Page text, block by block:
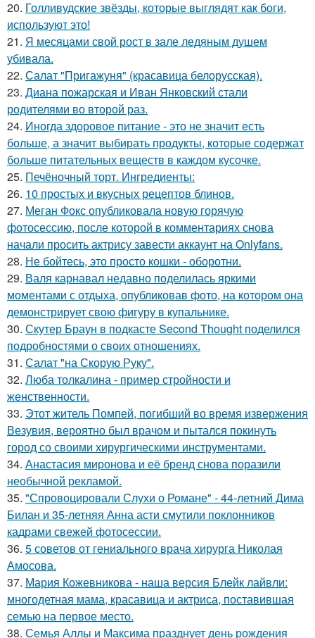
20. Голливудские звёзды, которые выглядят как боги,
используют это!
21. Я месяцами свой рост в зале ледяным душем
убивала.
22. Салат "Пригажуня" (красавица белорусская).
23. Диана пожарская и Иван Янковский стали
родителями во второй раз.
24. Иногда здоровое питание - это не значит есть
больше, а значит выбирать продукты, которые содержат
больше питательных веществ в каждом кусочке.
25. Печёночный торт. Ингредиенты:
26. 10 простых и вкусных рецептов блинов.
27. Меган Фокс опубликовала новую горячую
фотосессию, после которой в комментариях снова
начали просить актрису завести аккаунт на Onlyfans.
28. Не бойтесь, это просто кошки - оборотни.
29. Валя карнавал недавно поделилась яркими
моментами с отдыха, опубликовав фото, на котором она
демонстрирует свою фигуру в купальнике.
30. Скутер Браун в подкасте Second Thought поделился
подробностями о своих отношениях.
31. Салат "на Скорую Руку".
32. Люба толкалина - пример стройности и
женственности.
33. Этот житель Помпей, погибший во время извержения
Везувия, вероятно был врачом и пытался покинуть
город со своими хирургическими инструментами.
34. Анастасия миронова и её бренд снова поразили
необычной рекламой.
35. "Спровоцировали Слухи о Романе" - 44-летний Дима
Билан и 35-летняя Анна асти смутили поклонников
кадрами свежей фотосессии.
36. 5 советов от гениального врача хирурга Николая
Амосова.
37. Мария Кожевникова - наша версия Блейк лайвли:
многодетная мама, красавица и актриса, поставившая
семью на первое место.
38. Семья Аллы и Максима празднует день рождения